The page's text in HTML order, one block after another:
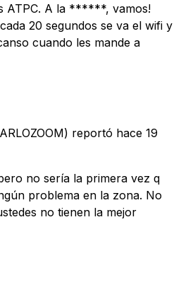
ATPC. A la ******, vamos!
20 segundos se va el wifi y
cuando les mande a
reportó hace 19
no sería la primera vez q
problema en la zona. No
no tienen la mejor